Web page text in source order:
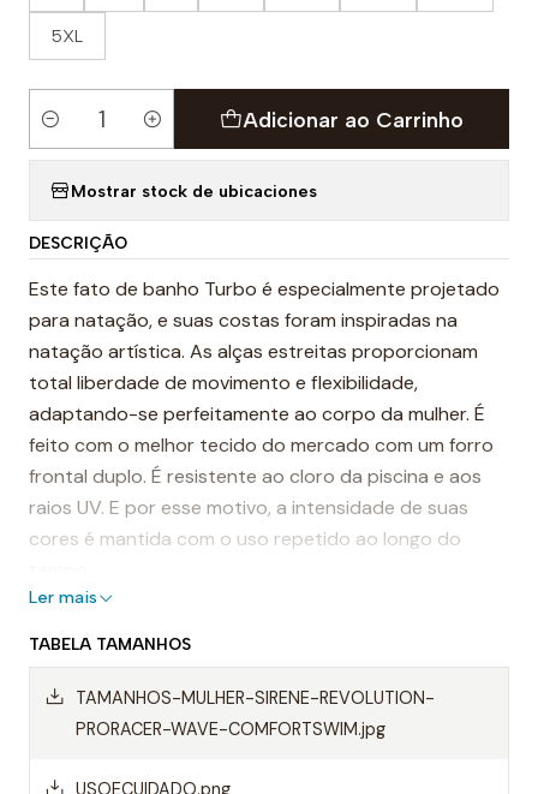
5XL
Quantidade
Adicionar ao Carrinho
Mostrar stock de ubicaciones
DESCRIÇÃO
Este fato de banho Turbo é especialmente projetado
para natação, e suas costas foram inspiradas na
natação artística. As alças estreitas proporcionam
total liberdade de movimento e flexibilidade,
adaptando-se perfeitamente ao corpo da mulher. É
feito com o melhor tecido do mercado com um forro
frontal duplo. É resistente ao cloro da piscina e aos
raios UV. E por esse motivo, a intensidade de suas
cores é mantida com o uso repetido ao longo do
resistentes do mundo.
Destaques:
Ler mais
TABELA TAMANHOS
TAMANHOS-MULHER-SIRENE-REVOLUTION-
PRORACER-WAVE-COMFORTSWIM.jpg
USOECUIDADO.png